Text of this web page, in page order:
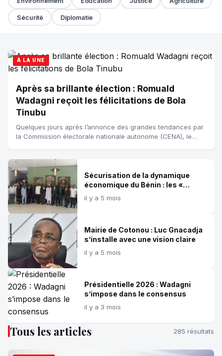
Sécurité Diplomatie
À LA UNE
Après sa brillante élection : Romuald
Wadagni reçoit les félicitations de Bola
Tinubu
Quelques jours après l’annonce des grandes tendances par
la Commission électorale nationale autonome (CENA), le
Sécurisation de la dynamique
économique du Bénin : les «
Ateliers Romuald Wadagni »
lancent une série d’activités
il y a 5 mois
Mairie de Cotonou : Luc Gnacadja
s’installe avec une vision claire
il y a 5 mois
Présidentielle 2026 : Wadagni
s’impose dans le consensus
il y a 3 mois
Tous les articles 285 résultats